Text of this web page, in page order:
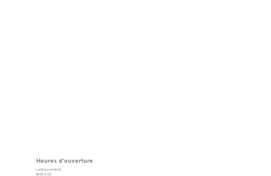
Heures d'ouverture
Lundi au vendredi
8h30 à 12h